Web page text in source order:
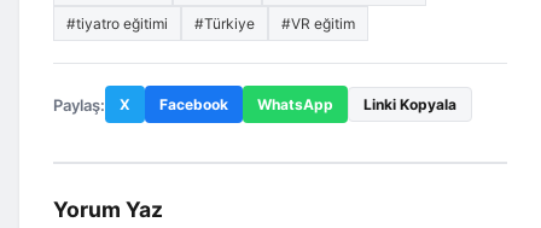
#tiyatro eğitimi #Türkiye #VR eğitim
Paylaş: X Facebook WhatsApp Linki Kopyala
Yorum Yaz